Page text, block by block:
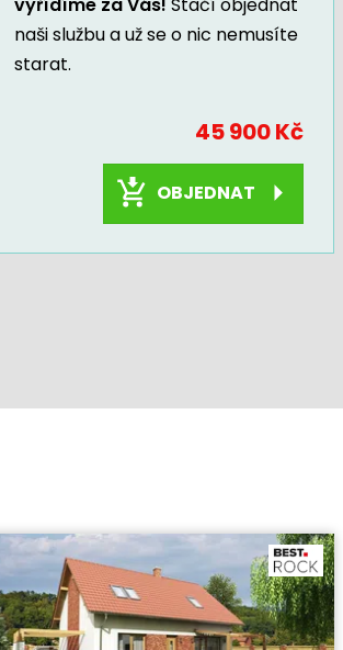
naši službu a už se o nic nemusíte
starat.
45 900 Kč
OBJEDNAT